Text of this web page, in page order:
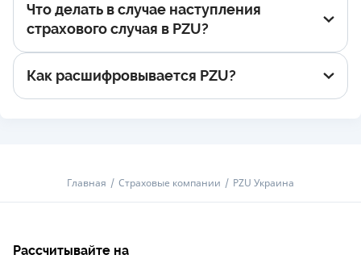
Что делать в случае наступления
страхового случая в PZU?
Как расшифровывается PZU?
Главная Страховые компании PZU Украина
Рассчитывайте на